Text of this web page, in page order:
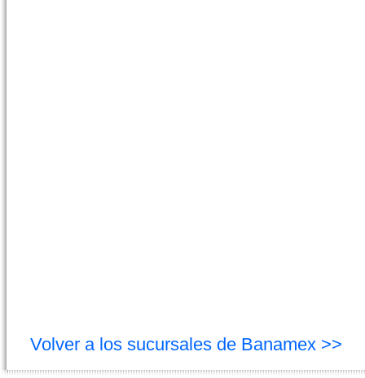
Volver a los sucursales de Banamex >>